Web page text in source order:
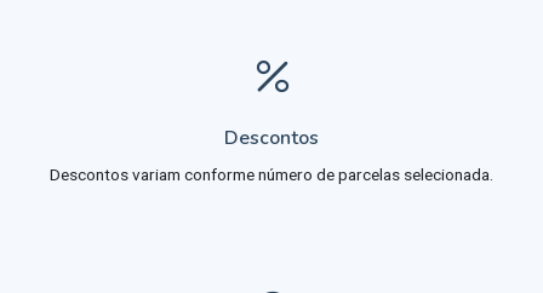
Descontos
Descontos variam conforme número de parcelas selecionada.